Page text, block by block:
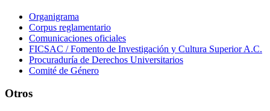
Organigrama
Corpus reglamentario
Comunicaciones oficiales
FICSAC / Fomento de Investigación y Cultura Superior A.C.
Procuraduría de Derechos Universitarios
Comité de Género
Otros